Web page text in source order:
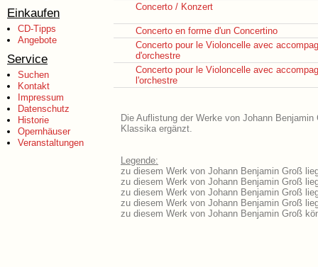
Einkaufen
CD-Tipps
Angebote
Service
Suchen
Kontakt
Impressum
Datenschutz
Historie
Opernhäuser
Veranstaltungen
Concerto / Konzert
Concerto en forme d'un Concertino
Concerto pour le Violoncelle avec
d'orchestre
Concerto pour le Violoncelle avec
l'orchestre
Die Auflistung der Werke von Johann
Klassika ergänzt.
Legende:
zu diesem Werk von Johann Benjamin Groß
zu diesem Werk von Johann Benjamin Groß
zu diesem Werk von Johann Benjamin Groß
zu diesem Werk von Johann Benjamin Groß
zu diesem Werk von Johann Benjamin Groß